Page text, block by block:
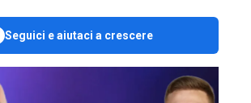
Seguici e aiutaci a crescere